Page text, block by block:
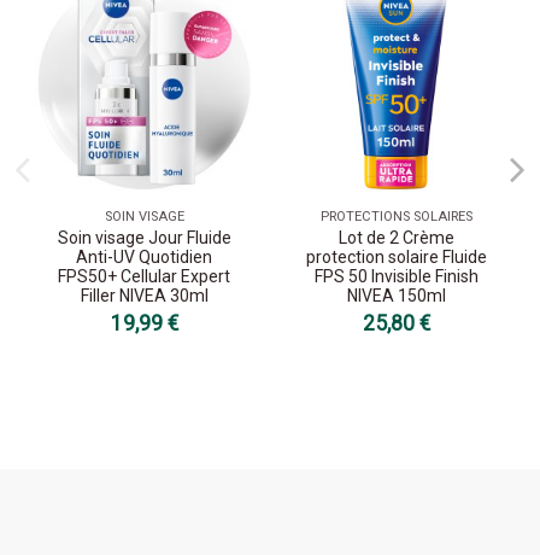
SOIN VISAGE
Soin visage Jour Fluide
Anti-UV Quotidien
FPS50+ Cellular Expert
Filler NIVEA 30ml
19,99 €
PROTECTIONS SOLAIRES
Lot de 2 Crème
protection solaire Fluide
FPS 50 Invisible Finish
NIVEA 150ml
25,80 €